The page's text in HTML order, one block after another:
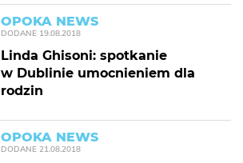
OPOKA NEWS
DODANE 19.08.2018
Linda Ghisoni: spotkanie
w Dublinie umocnieniem dla
rodzin
OPOKA NEWS
DODANE 21.08.2018